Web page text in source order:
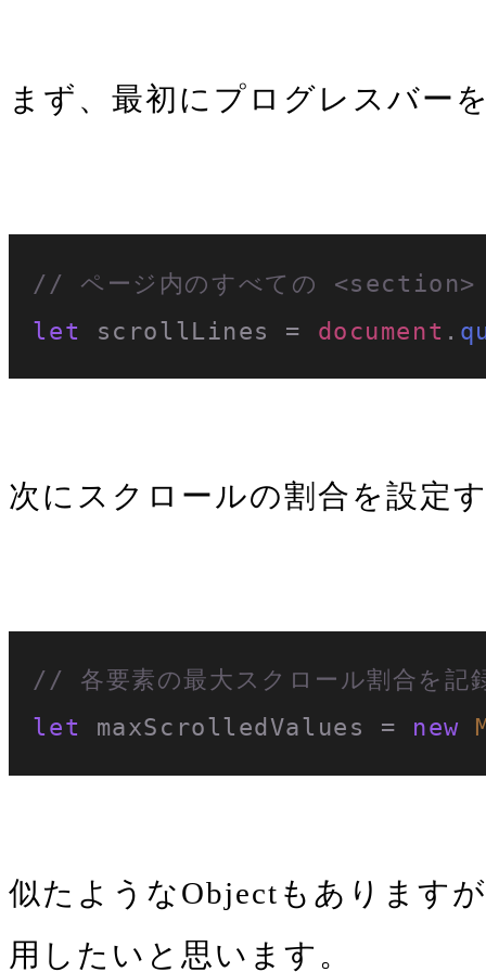
まず、最初にプログレスバー
// ページ内のすべての <section>
let
scrollLines = document .
次にスクロールの割合を設定
// 各要素の最大スクロール割合を
let
maxScrolledValues = new
似たようなObjectもあります
用したいと思います。